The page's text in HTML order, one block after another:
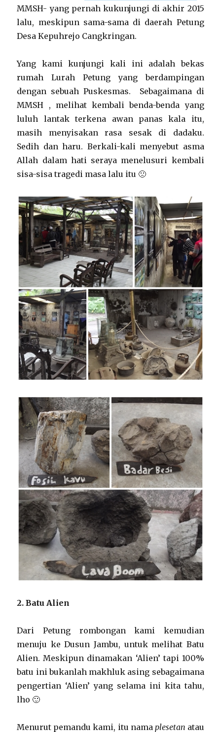
MMSH- yang pernah kukunjungi di akhir 2015
lalu, meskipun sama-sama di daerah Petung
Desa Kepuhrejo Cangkringan.
Yang kami kunjungi kali ini adalah bekas
rumah Lurah Petung yang berdampingan
dengan sebuah Puskesmas. Sebagaimana di
MMSH , melihat kembali benda-benda yang
luluh lantak terkena awan panas kala itu,
masih menyisakan rasa sesak di dadaku.
Sedih dan haru. Berkali-kali menyebut asma
Allah dalam hati seraya menelusuri kembali
sisa-sisa tragedi masa lalu itu 🙁
2. Batu Alien
Dari Petung rombongan kami kemudian
menuju ke Dusun Jambu, untuk melihat Batu
Alien. Meskipun dinamakan ‘Alien’ tapi 100%
batu ini bukanlah makhluk asing sebagaimana
pengertian ‘Alien’ yang selama ini kita tahu,
lho 🙂
Menurut pemandu kami, itu nama plesetan atau